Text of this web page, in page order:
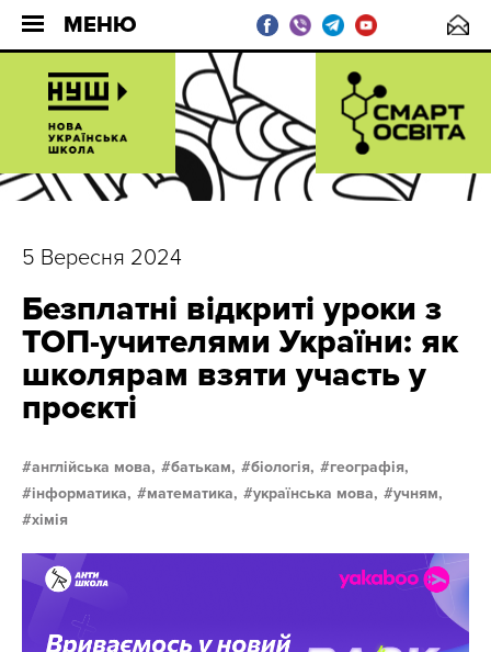
МЕНЮ
5 Вересня 2024
Безплатні відкриті уроки з
ТОП-учителями України: як
школярам взяти участь у
проєкті
англійська мова, батькам, біологія,
географія,
інформатика,
математика, українська мова,
учням,
хімія